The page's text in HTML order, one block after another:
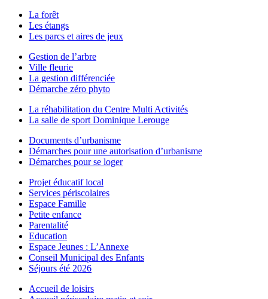
La forêt
Les étangs
Les parcs et aires de jeux
Gestion de l’arbre
Ville fleurie
La gestion différenciée
Démarche zéro phyto
La réhabilitation du Centre Multi Activités
La salle de sport Dominique Lerouge
Documents d’urbanisme
Démarches pour une autorisation d’urbanisme
Démarches pour se loger
Projet éducatif local
Services périscolaires
Espace Famille
Petite enfance
Parentalité
Education
Espace Jeunes : L’Annexe
Conseil Municipal des Enfants
Séjours été 2026
Accueil de loisirs